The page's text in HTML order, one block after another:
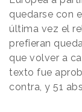
quedarse con
última vez el
prefieran
que volver a
texto fue
contra, y 51